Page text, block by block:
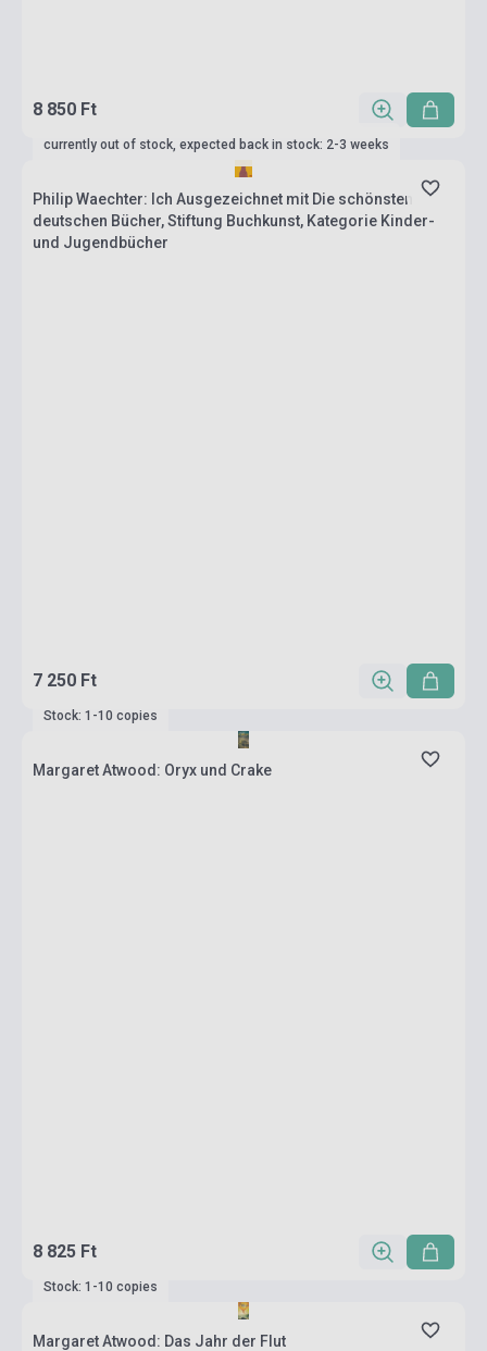
8 850 Ft
currently out of stock, expected back in stock: 2-3 weeks
Philip Waechter: Ich Ausgezeichnet mit Die schönsten
deutschen Bücher, Stiftung Buchkunst, Kategorie Kinder-
und Jugendbücher
7 250 Ft
Stock: 1-10 copies
Margaret Atwood: Oryx und Crake
8 825 Ft
Stock: 1-10 copies
Margaret Atwood: Das Jahr der Flut